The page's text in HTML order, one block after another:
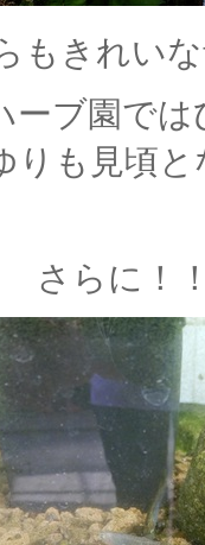
もきれい
ーブ園で
りも見頃
さらに！